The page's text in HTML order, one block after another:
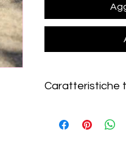
Caratteristiche
FRENI-LEVE :